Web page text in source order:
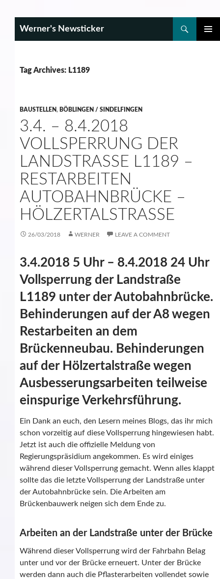
Werner's Newsticker
Tag Archives: L1189
BAUSTELLEN, BÖBLINGEN / SINDELFINGEN
3.4. – 8.4.2018
VOLLSPERRUNG DER
LANDSTRASSE L1189 – R
ESTARBEITEN A
UTOBAHNBRÜCKE – H
ÖLZERTALSTRASSE
26/03/2018 WERNER LEAVE A COMMENT
3.4.2018 5 Uhr – 8.4.2018 24 Uhr
Vollsperrung der Landstraße
L1189 unter der Autobahnbrücke.
Behinderungen auf der A8 wegen
Restarbeiten an dem
Brückenneubau. Behinderungen
auf der Hölzertalstraße wegen
Ausbesserungsarbeiten teilweise
einspurige Verkehrsführung.
Ein Dank an euch, den Lesern meines Blogs, das ihr mich
schon vorzeitig auf diese Vollsperrung hingewiesen habt.
Jetzt ist auch die offizielle Meldung von
Regierungspräsidium angekommen. Es wird einiges
während dieser Vollsperrung gemacht. Wenn alles klappt
sollte das die letzte Vollsperrung der Landstraße unter
der Autobahnbrücke sein. Die Arbeiten am
Brückenbauwerk neigen sich dem Ende zu.
Arbeiten an der Landstraße unter der Brücke
Während dieser Vollsperrung wird der Fahrbahn Belag
unter und vor der Brücke erneuert. Unter der Brücke
werden dann auch die Pflasterarbeiten vollendet sowie